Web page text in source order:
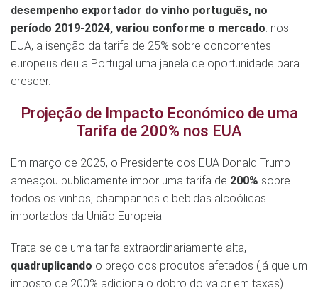
desempenho exportador do vinho português, no
período 2019-2024, variou conforme o mercado: nos
EUA, a isenção da tarifa de 25% sobre concorrentes
europeus deu a Portugal uma janela de oportunidade para
crescer.
Projeção de Impacto Económico de uma
Tarifa de 200% nos EUA
Em março de 2025, o Presidente dos EUA Donald Trump –
ameaçou publicamente impor uma tarifa de 200% sobre
todos os vinhos, champanhes e bebidas alcoólicas
importados da União Europeia​.
Trata-se de uma tarifa extraordinariamente alta,
quadruplicando o preço dos produtos afetados (já que um
imposto de 200% adiciona o dobro do valor em taxas).